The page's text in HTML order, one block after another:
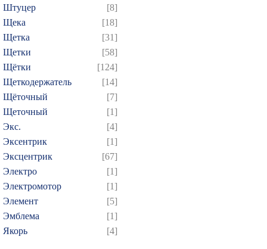
Штуцер
[8]
Щека
[18]
Щетка
[31]
Щетки
[58]
Щётки
[124]
Щеткодержатель
[14]
Щёточный
[7]
Щеточный
[1]
Экс.
[4]
Эксентрик
[1]
Эксцентрик
[67]
Электро
[1]
Электромотор
[1]
Элемент
[5]
Эмблема
[1]
Якорь
[4]